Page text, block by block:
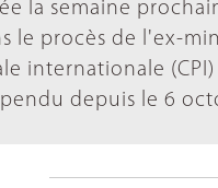
la semaine
le procès de l'ex-
internationale
depuis le 6